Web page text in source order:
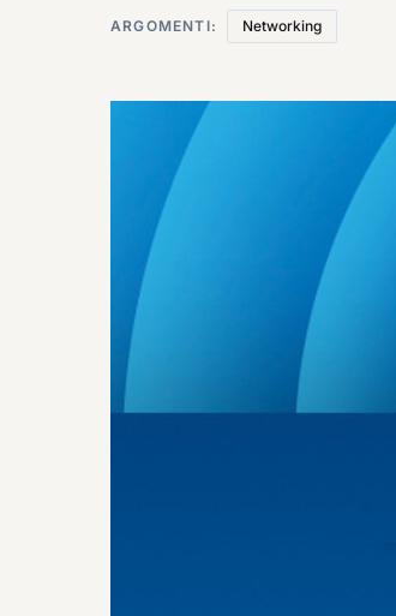
ARGOMENTI: Networking